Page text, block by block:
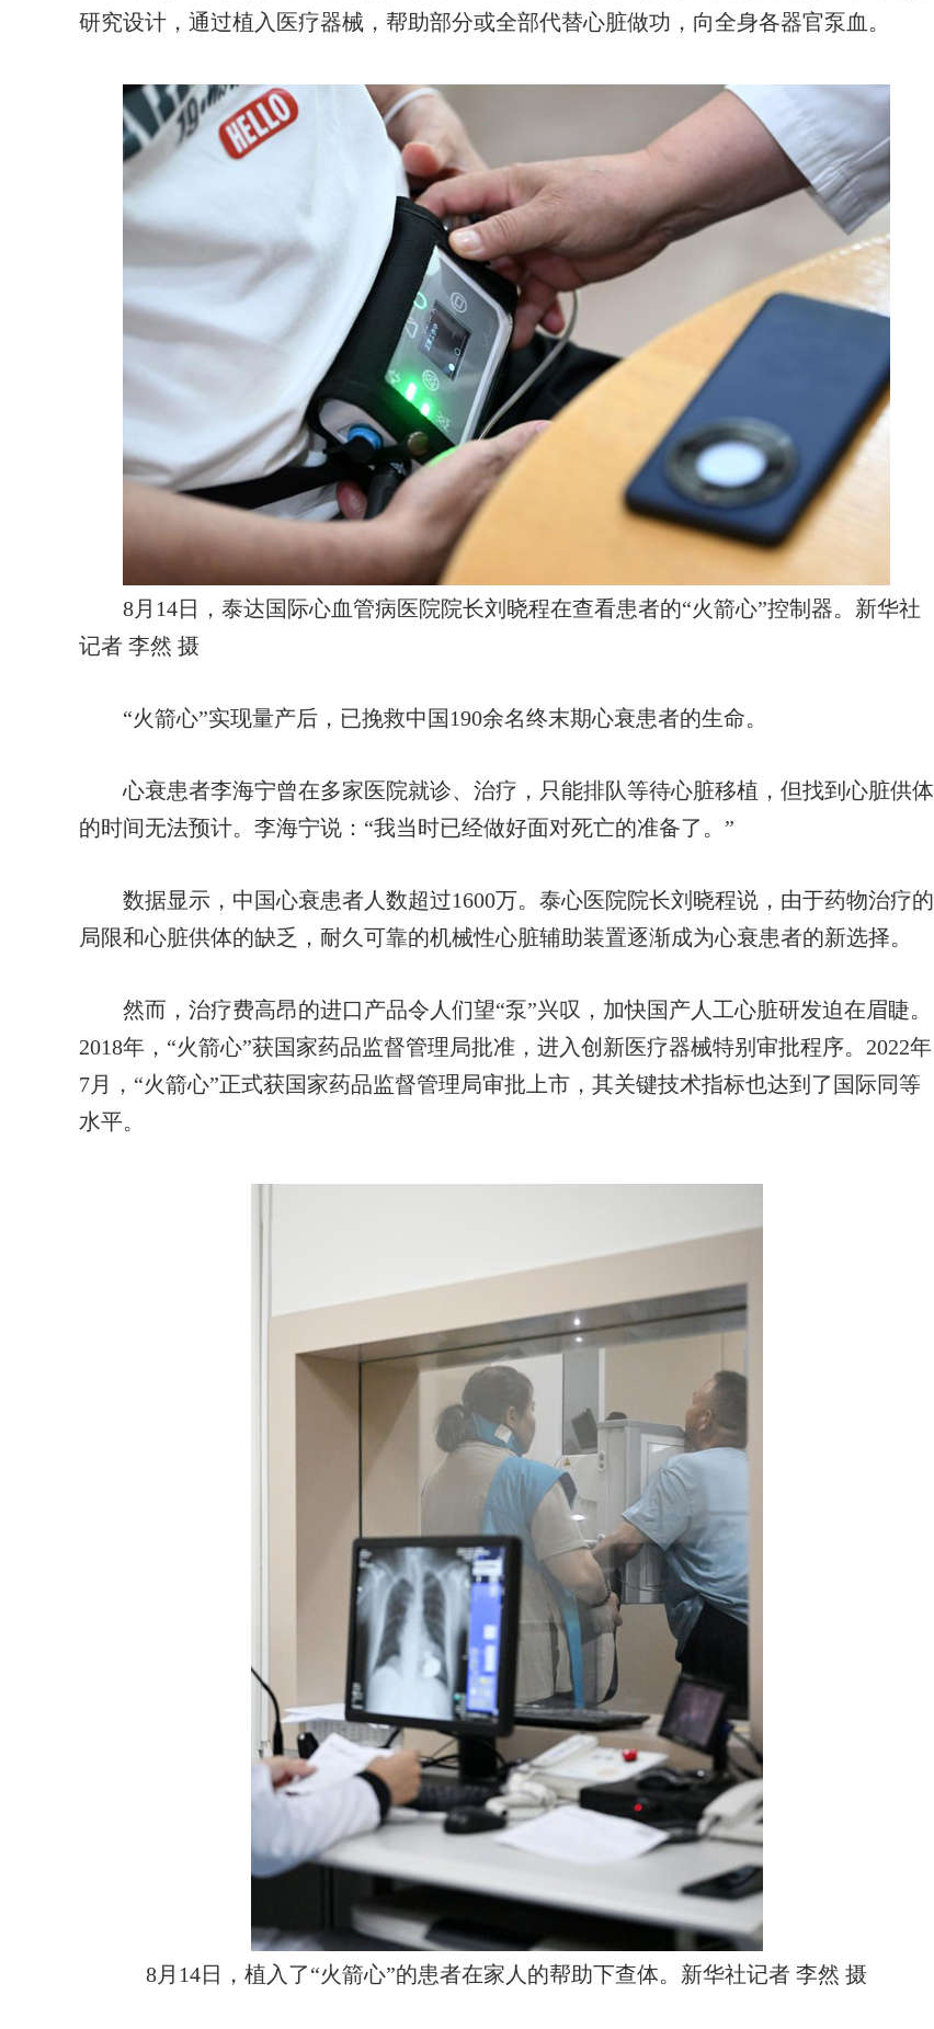
研究设计，通过植入医疗器械，帮助部分或全部代替心脏做功，向全身各器官泵血。
8月14日，泰达国际心血管病医院院长刘晓程在查看患者的“火箭心”控制器。新华社
记者 李然 摄
“火箭心”实现量产后，已挽救中国190余名终末期心衰患者的生命。
心衰患者李海宁曾在多家医院就诊、治疗，只能排队等待心脏移植，但找到心脏供体
的时间无法预计。李海宁说：“我当时已经做好面对死亡的准备了。”
数据显示，中国心衰患者人数超过1600万。泰心医院院长刘晓程说，由于药物治疗的
局限和心脏供体的缺乏，耐久可靠的机械性心脏辅助装置逐渐成为心衰患者的新选择。
然而，治疗费高昂的进口产品令人们望“泵”兴叹，加快国产人工心脏研发迫在眉睫。
2018年，“火箭心”获国家药品监督管理局批准，进入创新医疗器械特别审批程序。2022年
7月，“火箭心”正式获国家药品监督管理局审批上市，其关键技术指标也达到了国际同等
水平。
8月14日，植入了“火箭心”的患者在家人的帮助下查体。新华社记者 李然 摄